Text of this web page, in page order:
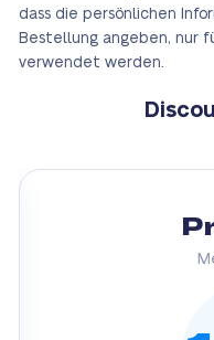
dass die persönlichen
Bestellung angeben, nur
verwendet werden.